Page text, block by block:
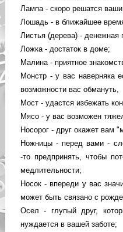
Лампа - скоро решатся
Лошадь - в ближайшее
Листья (дерева) - денежная
Ложка - достаток в доме;
Малина - приятное
Монстр - у вас наверняка
возможности вас обмануть,
Мост - удастся избежать
Мясо - у вас возможен
Носорог - друг окажет вам
Ножницы - перед вами -
-то предпринять, чтобы
медлительности;
Носок - впереди у вас
может быть связано с
Осел - глупый друг,
нуждается в вашей заботе;